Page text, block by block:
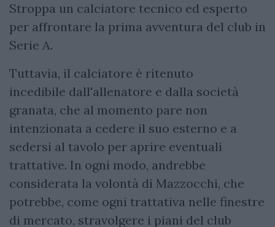
Stroppa un calciatore tecnico ed esperto
per affrontare la prima avventura del club in
Serie A.
Tuttavia, il calciatore è ritenuto
incedibile dall'allenatore e dalla società
granata, che al momento pare non
intenzionata a cedere il suo esterno e a
sedersi al tavolo per aprire eventuali
trattative. In ogni modo, andrebbe
considerata la volontà di Mazzocchi, che
potrebbe, come ogni trattativa nelle finestre
di mercato, stravolgere i piani del club